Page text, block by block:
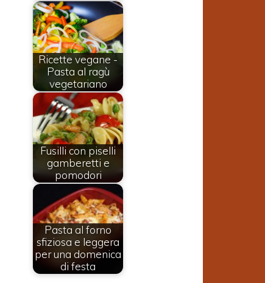
Ricette vegane -
Pasta al ragù
vegetariano
Fusilli con piselli
gamberetti e
pomodori
Pasta al forno
sfiziosa e leggera
per una domenica
di festa